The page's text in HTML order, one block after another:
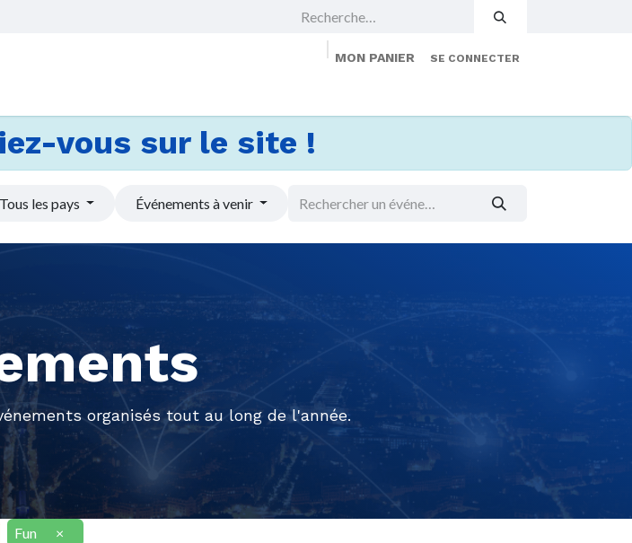
MON PANIER SE CONNECTER
vous sur le site !
Tous les pays Événements à venir
organisés tout au long de l'année.
Fun ×